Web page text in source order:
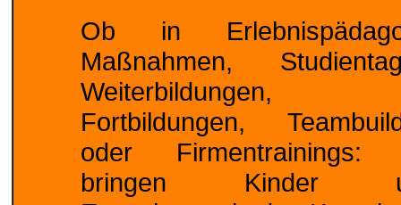
Ob in
Maßnahmen,
Weiterbildungen,
Fortbildungen,
oder Firmentrainings:
bringen Kinder